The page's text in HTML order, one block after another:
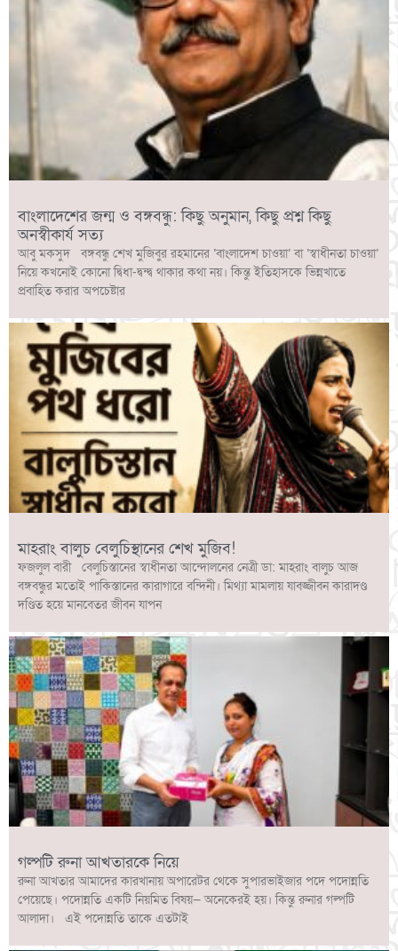
বাংলাদেশের জন্ম ও বঙ্গবন্ধু: কিছু অনুমান, কিছু প্রশ্ন কিছু
অনস্বীকার্য সত্য
আবু মকসুদ বঙ্গবন্ধু শেখ মুজিবুর রহমানের ‘বাংলাদেশ চাওয়া’ বা ‘স্বাধীনতা চাওয়া’
নিয়ে কখনোই কোনো দ্বিধা-দ্বন্দ্ব থাকার কথা নয়। কিন্তু ইতিহাসকে ভিন্নখাতে
প্রবাহিত করার অপচেষ্টার
মাহরাং বালুচ বেলুচিস্থানের শেখ মুজিব!
ফজলুল বারী বেলুচিস্তানের স্বাধীনতা আন্দোলনের নেত্রী ডা: মাহরাং বালুচ আজ
বঙ্গবন্ধুর মতোই পাকিস্তানের কারাগারে বন্দিনী। মিথ্যা মামলায় যাবজ্জীবন কারাদণ্ড
দণ্ডিত হয়ে মানবেতর জীবন যাপন
গল্পটি রুনা আখতারকে নিয়ে
রুনা আখতার আমাদের কারখানায় অপারেটর থেকে সুপারভাইজার পদে পদোন্নতি
পেয়েছে। পদোন্নতি একটি নিয়মিত বিষয়— অনেকেরই হয়। কিন্তু রুনার গল্পটি
আলাদা। এই পদোন্নতি তাকে এতটাই